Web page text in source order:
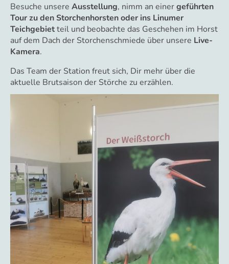
Besuche unsere Ausstellung, nimm an einergeführten
Tour zu den Storchenhorsten oder ins Linumer
Teichgebietteil und beobachte das Geschehen im Horst
auf dem Dach der Storchenschmiede über unsere Live-
Kamera.
Das Team der Station freut sich, Dir mehr über die
aktuelle Brutsaison der Störche zu erzählen.